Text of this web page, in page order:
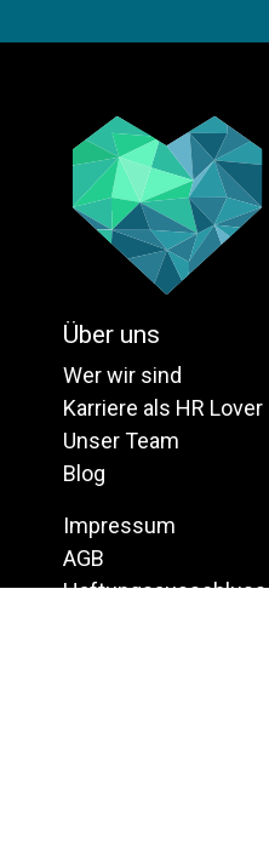
Über uns
Wer wir sind
Karriere als HR Lover
Unser Team
Blog
Impressum
AGB
Haftungsausschluss